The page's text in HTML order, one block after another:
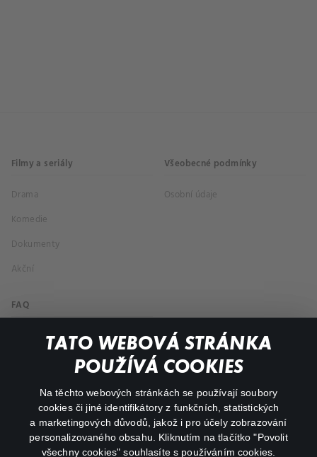
TATO WEBOVÁ STRÁNKA
POUŽÍVÁ COOKIES
Na těchto webových stránkách se používají soubory
cookies či jiné identifikátory z funkčních, statistických
a marketingových důvodů, jakož i pro účely zobrazování
personalizovaného obsahu. Kliknutím na tlačítko "Povolit
všechny cookies" souhlasíte s používáním cookies.
Filmy a seriály
Drama
Komedie
Dokumenty
Akční
Všeobecné podmínky
Osobní údaje
FAQ
Můj účet
Důležité odkazy
facebookinstagram
youtube